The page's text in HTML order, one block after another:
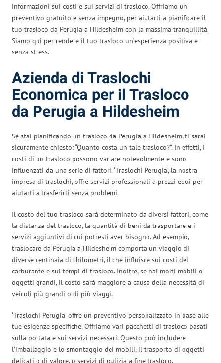
informazioni sui costi e sui servizi di trasloco. Offriamo un
preventivo gratuito e senza impegno, per aiutarti a pianificare il
tuo trasloco da Perugia a Hildesheim con la massima tranquillità.
Siamo qui per rendere il tuo trasloco un’esperienza positiva e
senza stress.
Azienda di Traslochi
Economica per il Trasloco
da Perugia a Hildesheim
Se stai pianificando un trasloco da Perugia a Hildesheim, ti sarai
sicuramente chiesto: “Quanto costa un tale trasloco?”. In effetti, i
costi di un trasloco possono variare notevolmente e sono
influenzati da una serie di fattori. ‘Traslochi Perugia’, la nostra
impresa di traslochi, offre servizi professionali a prezzi equi per
aiutarti a trasferirti senza problemi.
Il costo del tuo trasloco sarà determinato da diversi fattori, come
la distanza del trasloco, la quantità di beni da trasportare e i
servizi aggiuntivi di cui potresti aver bisogno. Ad esempio,
traslocare da Perugia a Hildesheim comporta un viaggio di
diverse centinaia di chilometri, il che influisce sui costi del
carburante e sui tempi di trasloco. Inoltre, se hai molti mobili o
oggetti grandi, il costo sarà maggiore a causa della necessità di
veicoli più grandi o di più viaggi.
‘Traslochi Perugia’ offre un preventivo personalizzato in base alle
tue esigenze specifiche. Offriamo vari pacchetti di trasloco basati
sulla portata e sui servizi necessari. Questo può includere
l’imballaggio e lo smontaggio dei mobili, il trasporto di oggetti
delicati o di valore, o servizi di pulizia a fine trasloco.